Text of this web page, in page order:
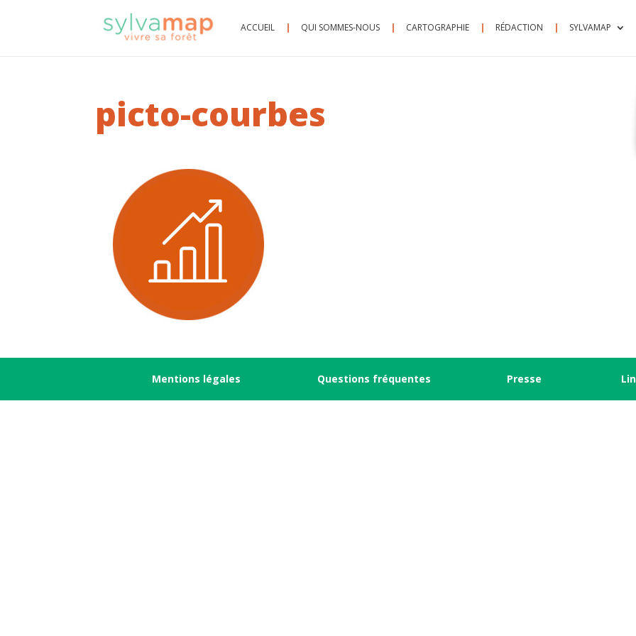
ACCUEIL QUI SOMMES-NOUS CARTOGRAPHIE RÉDACTION SYLVAMAP
picto-courbes
Mentions légales Questions fréquentes Presse